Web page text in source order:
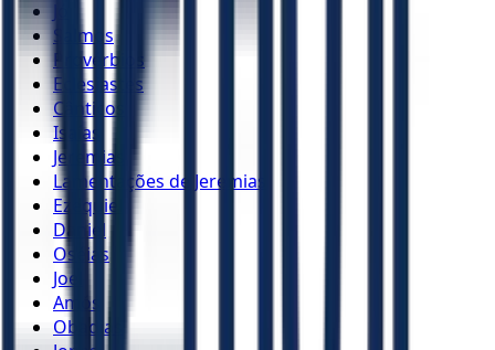
Salmos
Provérbios
Eclesiastes
Cânticos
Isaías
Jeremias
Lamentações de Jeremias
Ezequiel
Daniel
Oséias
Joel
Amós
Obadias